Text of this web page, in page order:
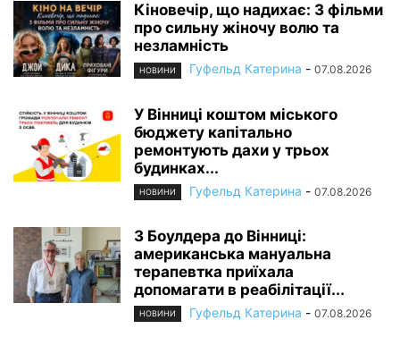
Кіновечір, що надихає: 3 фільми
про сильну жіночу волю та
незламність
НОВИНИ Гуфельд Катерина - 07.08.2026
У Вінниці коштом міського
бюджету капітально
ремонтують дахи у трьох
будинках...
НОВИНИ Гуфельд Катерина - 07.08.2026
З Боулдера до Вінниці:
американська мануальна
терапевтка приїхала
допомагати в реабілітації...
НОВИНИ Гуфельд Катерина - 07.08.2026